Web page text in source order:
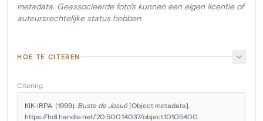
metadata. Geassocieerde foto's kunnen een eigen licentie of
auteursrechtelijke status hebben.
HOE TE CITEREN
Citering
KIK-IRPA. (1999). Buste de Josué [Object metadata].
https://hdl.handle.net/20.500.14037/object.10105400